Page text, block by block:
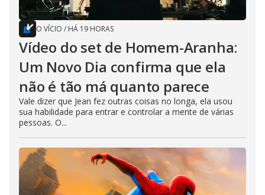
O VÍCIO / HÁ 19 HORAS
Vídeo do set de Homem-Aranha:
Um Novo Dia confirma que ela
não é tão má quanto parece
Vale dizer que Jean fez outras coisas no longa, ela usou
sua habilidade para entrar e controlar a mente de várias
pessoas. O...